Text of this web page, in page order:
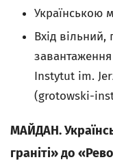
Українською
Вхід
Instytut im.
(grotowski-
МАЙДАН.
граніті» до